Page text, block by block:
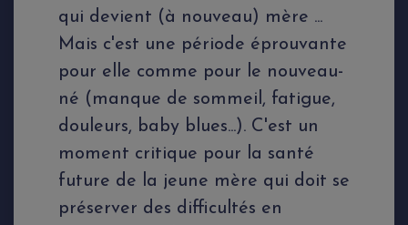
qui devient (à nouveau) mère ...
Mais c'est une période éprouvante
pour elle comme pour le nouveau-
né (manque de sommeil, fatigue,
douleurs, baby blues...). C'est un
moment critique pour la santé
future de la jeune mère qui doit se
préserver des difficultés en